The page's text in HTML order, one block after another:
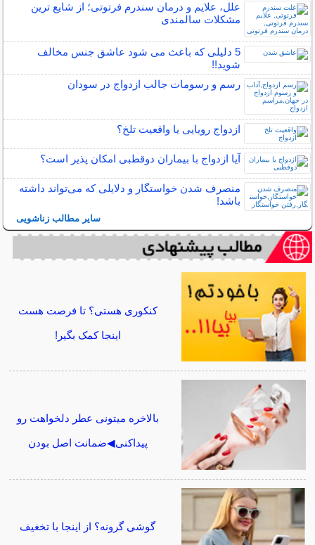
علل، علایم و درمان سندرم فرتوتی؛ از شایع ترین
مشکلات سالمندی
5 دلیلی که باعث می شود عاشق جنس مخالف
شوید!!
رسم و رسومات جالب ازدواج در سودان
ازدواج رویایی یا واقعیت تلخ؟
آیا ازدواج با بیماران دوقطبی امکان پذیر است؟
منصرف شدن خواستگار و دلایلی که می‌تواند داشته
باشد!
سایر مطالب زناشویی
کنکوری هستی؟ تا فرصت هست
اینجا کمک بگیر!
بالاخره میتونی عطر دلخواهت رو
پیداکنی◀ضمانت اصل بودن
گوشی گرونه؟ از اینجا با تخغیف